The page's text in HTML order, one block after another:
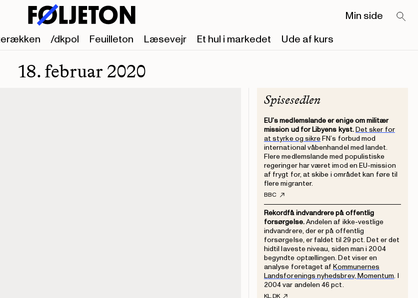
/dkpol Feuilleton Læsevejr Et hul i markedet Ude af kurs
Min side
18. februar 2020
Spisesedlen
EU’s medlemslande er enige om militær
mission ud for Libyens kyst.Det sker for
at styrke og sikreFN’s forbud mod
international våbenhandel med landet.
Flere medlemslande med populistiske
regeringer har været imod en EU-mission
af frygt for, at skibe i området kan føre til
flere migranter.
BBC
Rekordfå indvandrere på offentlig
forsørgelse.Andelen af ikke-vestlige
indvandrere, der er på offentlig
forsørgelse, er faldet til 29 pct. Det er det
hidtil laveste niveau, siden man i 2004
begyndte optællingen. Det viser en
analyse foretaget afKommunernes
Landsforenings nyhedsbrev, Momentum. I
2004 var andelen 46 pct.
KL.DK